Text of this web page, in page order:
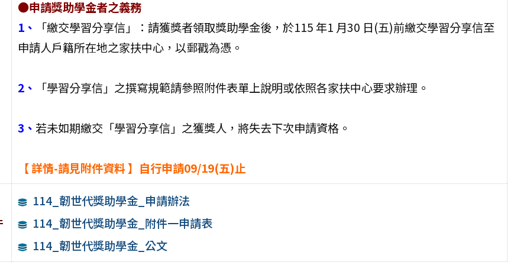
●申請獎助學金者之義務
1、
「繳交學習分享信」：請獲獎者領取獎助學金後，於115 年1 月30 日(五)前繳交學習分享信至
申請人戶籍所在地之家扶中心，以郵戳為憑。
2、 「學習分享信」之撰寫規範請參照附件表單上說明或依照各家扶中心要求辦理。
3、 若未如期繳交「學習分享信」之獲獎人，將失去下次申請資格。
【 詳情-請見附件資料 】自行申請09/19(五)止
114_韌世代獎助學金_申請辦法
114_韌世代獎助學金_附件一申請表
114_韌世代獎助學金_公文